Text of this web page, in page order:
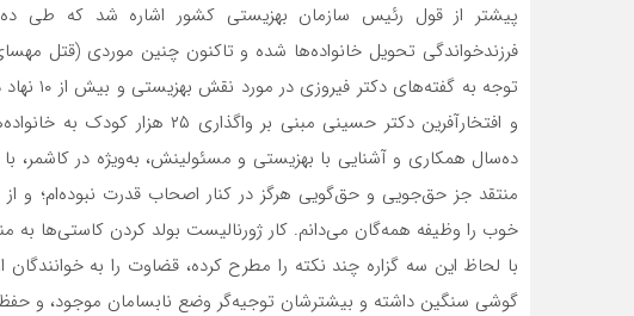
توجه به
و افتخارآفرین دکتر حسینی مبنی
ده‌سال همکاری و آشنایی با بهزیستی و مسئولینش، به‌ویژه در کاشمر،
منتقد جز حق‌جویی و حق‌گویی هرگز در کنار اصحاب قدرت نبوده‌ام؛ و از
خوب را وظیفه همه‌گان می‌دانم. کار ژورنالیست بولد کردن کاستی‌ها
با لحاظ این سه گزاره چند نکته را مطرح کرده، قضاوت را به
گوشی سنگین داشته و بیشترشان توجیه‌گر وضع نابسامان موجود، و